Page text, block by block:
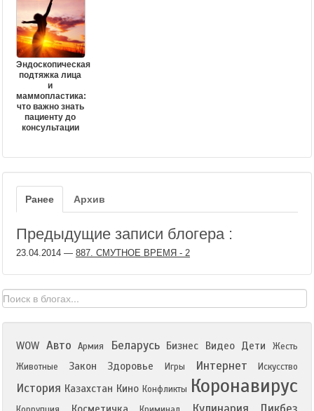
Эндоскопическая
подтяжка лица
и
маммопластика:
что важно знать
пациенту до
консультации
Ранее Архив
Предыдущие записи блогера :
23.04.2014 — 887. СМУТНОЕ ВРЕМЯ - 2
WOW Авто Армия Беларусь Бизнес Видео Дети
Жесть
Животные
Закон Здоровье Игры Интернет Искусство
История Казахстан Кино Конфликты Коронавирус